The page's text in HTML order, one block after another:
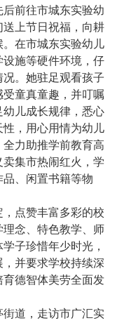
前往市城东实验幼
送上节日祝福，向耕
在市城东实验幼儿
施等硬件环境，仔
。她驻足观看孩子
童真童趣，并叮嘱
儿成长规律，悉心
，用心用情为幼儿
力助推学前教育高
集市热闹红火，学
、闲置书籍等物
点赞丰富多彩的校
念、特色教学、师
子珍惜年少时光，
并要求学校持续深
德智体美劳全面发
道，走访市广汇实